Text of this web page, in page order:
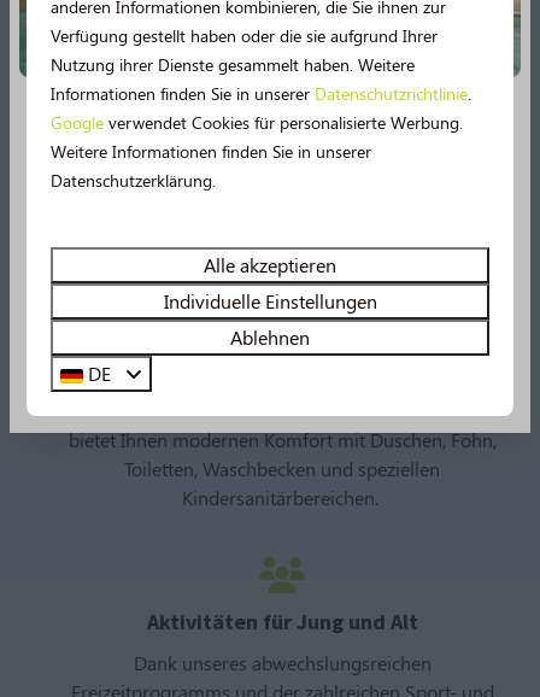
Badespaß garantiert
Ob im Innen- oder Außenbereich – hier kommen
unbeschwertes Badevergnügen bei jedem Wetter.
Unser Sanitärgebäude wird sorgfältig gepflegt und
bietet Ihnen modernen Komfort mit Duschen, Föhn,
Toiletten, Waschbecken und speziellen
Kindersanitärbereichen.
Aktivitäten für Jung und Alt
Dank unseres abwechslungsreichen
Freizeitprogramms und der zahlreichen Sport- und
Neu im Jahr 2026!
Erleben Sie unter anderem noch mehr Wasserspaß im
Schwimmbad, denn es gibt bald eine49 m lange
Wasserrutscheund ein Planschbecken!
Sehen Sie sich hier alle Neuerungen an!
anderen Informationen kombinieren, die Sie ihnen zur
Verfügung gestellt haben oder die sie aufgrund Ihrer
Nutzung ihrer Dienste gesammelt haben. Weitere
Informationen finden Sie in unserer Datenschutzrichtlinie.
Google verwendet Cookies für personalisierte Werbung.
Weitere Informationen finden Sie in unserer
Datenschutzerklärung.
Alle akzeptieren
Individuelle Einstellungen
Ablehnen
DE